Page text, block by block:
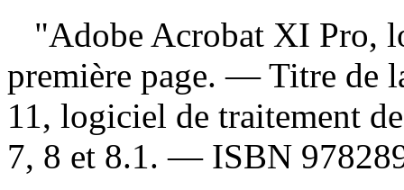
"Adobe Acrobat XI Pro,
première page. — Titre de
11, logiciel de traitement
7, 8 et 8.1. — ISBN